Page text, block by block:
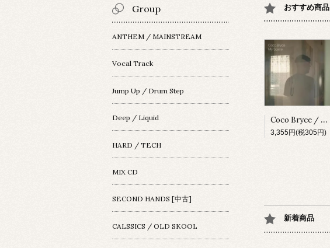
おすすめ商品
Coco Bryce / My Space [PRSPCT299][2023]
3,355円(税305円)
新着商品
Group
ANTHEM / MAINSTREAM
Vocal Track
Jump Up / Drum Step
Deep / Liquid
HARD / TECH
MIX CD
SECOND HANDS [中古]
CALSSICS / OLD SKOOL